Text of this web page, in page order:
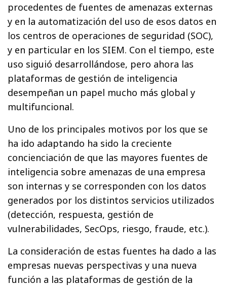
procedentes de fuentes de amenazas externas
y en la automatización del uso de esos datos en
los centros de operaciones de seguridad (SOC),
y en particular en los SIEM. Con el tiempo, este
uso siguió desarrollándose, pero ahora las
plataformas de gestión de inteligencia
desempeñan un papel mucho más global y
multifuncional.
Uno de los principales motivos por los que se
ha ido adaptando ha sido la creciente
concienciación de que las mayores fuentes de
inteligencia sobre amenazas de una empresa
son internas y se corresponden con los datos
generados por los distintos servicios utilizados
(detección, respuesta, gestión de
vulnerabilidades, SecOps, riesgo, fraude, etc.).
La consideración de estas fuentes ha dado a las
empresas nuevas perspectivas y una nueva
función a las plataformas de gestión de la